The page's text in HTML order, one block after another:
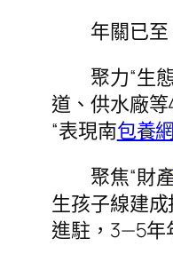
年關已
聚力“生
道、供水廠
“表現南包養網
聚焦“財
生孩子線建
進駐，3—5年